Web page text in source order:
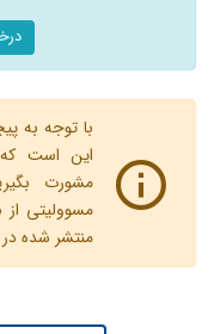
با توجه به
این است که
مشورت
مسوولیتی از
منتشر شده